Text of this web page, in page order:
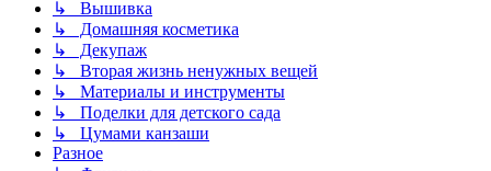
↳ Вышивка
↳ Домашняя косметика
↳ Декупаж
↳ Вторая жизнь ненужных вещей
↳ Материалы и инструменты
↳ Поделки для детского сада
↳ Цумами канзаши
Разное